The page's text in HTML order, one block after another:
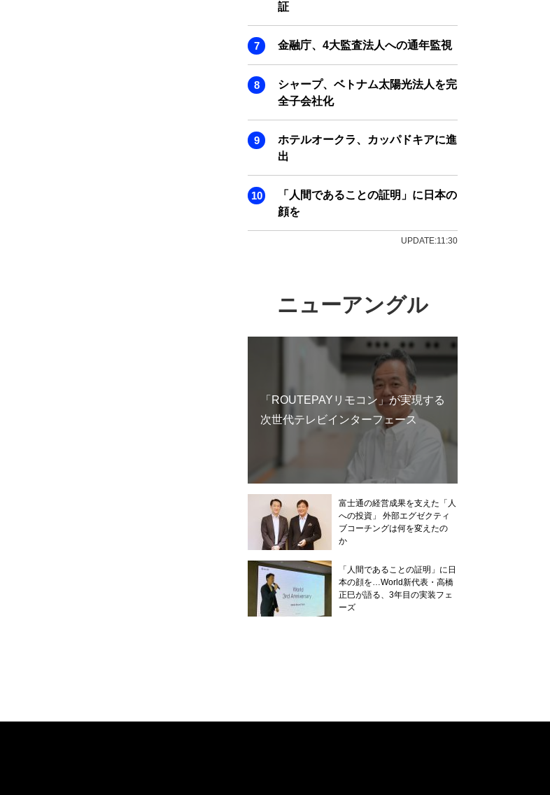
証
金融庁、4大監査法人への通年監視
シャープ、ベトナム太陽光法人を完
全子会社化
ホテルオークラ、カッパドキアに進
出
「人間であることの証明」に日本の
顔を
UPDATE:11:30
ニューアングル
「ROUTEPAYリモコン」が実現する
次世代テレビインターフェース
富士通の経営成果を支えた「人
への投資」 外部エグゼクティ
ブコーチングは何を変えたの
か
「人間であることの証明」に日
本の顔を…World新代表・高橋
正巳が語る、3年目の実装フェ
ーズ